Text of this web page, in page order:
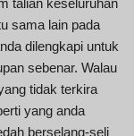
talian keseluruhan
sama lain pada
dilengkapi untuk
sebenar. Walau
tidak terkira
yang anda
berselang-seli